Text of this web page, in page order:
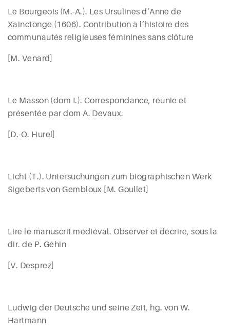
Le Bourgeois (M.-A.). Les Ursulines d’Anne de
Xainctonge (1606). Contribution à l’histoire des
communautés religieuses féminines sans clôture
[M. Venard]
Le Masson (dom I.). Correspondance, réunie et
présentée par dom A. Devaux.
[D.-O. Hurel]
Licht (T.). Untersuchungen zum biographischen Werk
Sigeberts von Gembloux [M. Goullet]
Lire le manuscrit médiéval. Observer et décrire, sous la
dir. de P. Géhin
[V. Desprez]
Ludwig der Deutsche und seine Zeit, hg. von W.
Hartmann